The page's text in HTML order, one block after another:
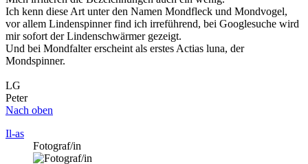
Ich kenn diese Art unter den Namen Mondfleck und Mondvogel,
vor allem Lindenspinner find ich irreführend, bei Googlesuche wird
mir sofort der Lindenschwärmer gezeigt.
Und bei Mondfalter erscheint als erstes Actias luna, der
Mondspinner.
LG
Peter
Nach oben
Il-as
Fotograf/in